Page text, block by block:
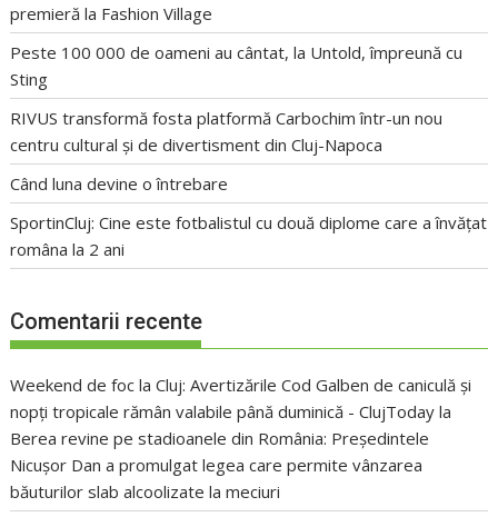
premieră la Fashion Village
Peste 100 000 de oameni au cântat, la Untold, împreună cu
Sting
RIVUS transformă fosta platformă Carbochim într-un nou
centru cultural și de divertisment din Cluj-Napoca
Când luna devine o întrebare
SportinCluj: Cine este fotbalistul cu două diplome care a învățat
româna la 2 ani
Comentarii recente
Weekend de foc la Cluj: Avertizările Cod Galben de caniculă și
nopți tropicale rămân valabile până duminică - ClujToday la
Berea revine pe stadioanele din România: Președintele
Nicușor Dan a promulgat legea care permite vânzarea
băuturilor slab alcoolizate la meciuri